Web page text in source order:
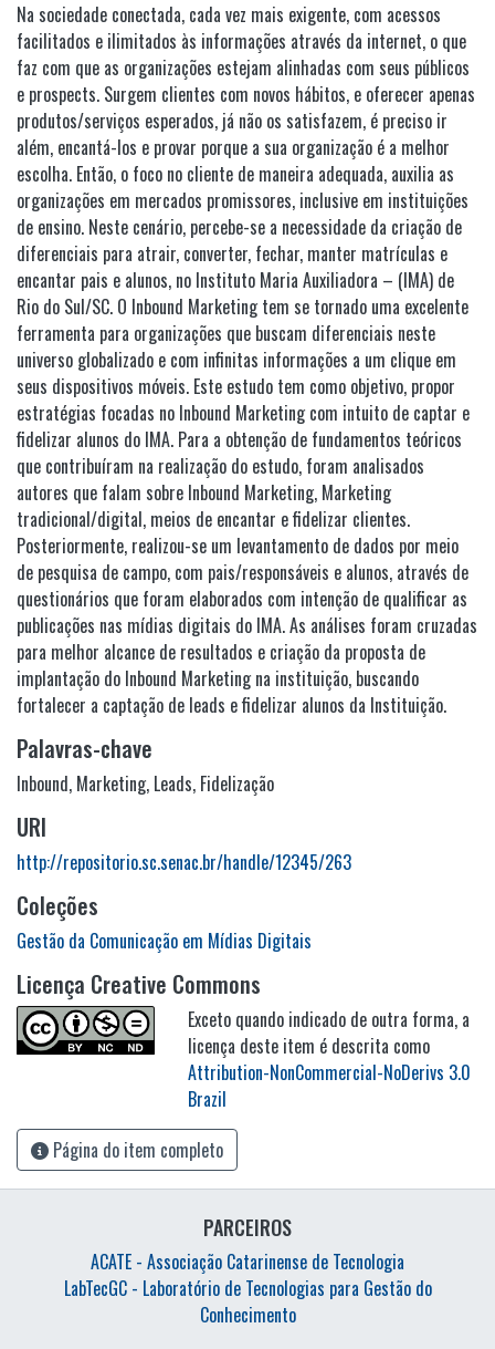
Na sociedade conectada, cada vez mais exigente, com acessos
facilitados e ilimitados às informações através da internet, o que
faz com que as organizações estejam alinhadas com seus públicos
e prospects. Surgem clientes com novos hábitos, e oferecer apenas
produtos/serviços esperados, já não os satisfazem, é preciso ir
além, encantá-los e provar porque a sua organização é a melhor
escolha. Então, o foco no cliente de maneira adequada, auxilia as
organizações em mercados promissores, inclusive em instituições
de ensino. Neste cenário, percebe-se a necessidade da criação de
diferenciais para atrair, converter, fechar, manter matrículas e
encantar pais e alunos, no Instituto Maria Auxiliadora – (IMA) de
Rio do Sul/SC. O Inbound Marketing tem se tornado uma excelente
ferramenta para organizações que buscam diferenciais neste
universo globalizado e com infinitas informações a um clique em
seus dispositivos móveis. Este estudo tem como objetivo, propor
estratégias focadas no Inbound Marketing com intuito de captar e
fidelizar alunos do IMA. Para a obtenção de fundamentos teóricos
que contribuíram na realização do estudo, foram analisados
autores que falam sobre Inbound Marketing, Marketing
tradicional/digital, meios de encantar e fidelizar clientes.
Posteriormente, realizou-se um levantamento de dados por meio
de pesquisa de campo, com pais/responsáveis e alunos, através de
questionários que foram elaborados com intenção de qualificar as
publicações nas mídias digitais do IMA. As análises foram cruzadas
para melhor alcance de resultados e criação da proposta de
implantação do Inbound Marketing na instituição, buscando
fortalecer a captação de leads e fidelizar alunos da Instituição.
Palavras-chave
Inbound, Marketing, Leads, Fidelização
URI
http://repositorio.sc.senac.br/handle/12345/263
Coleções
Gestão da Comunicação em Mídias Digitais
Licença Creative Commons
Exceto quando indicado de outra forma, a
licença deste item é descrita como
Attribution-NonCommercial-NoDerivs 3.0
Brazil
Página do item completo
PARCEIROS
ACATE - Associação Catarinense de Tecnologia
LabTecGC - Laboratório de Tecnologias para Gestão do
Conhecimento